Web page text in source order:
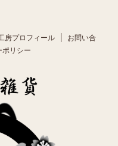
房プロフィール
お問い合
ポリシー